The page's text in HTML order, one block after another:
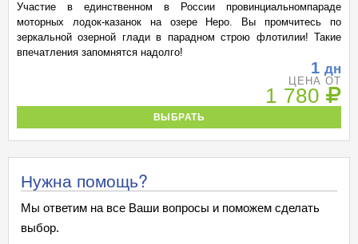
Участие в единственном в России провинциальномпараде
моторных лодок-казанок на озере Неро. Вы промчитесь по
зеркальной озерной глади в парадном строю флотилии! Такие
впечатления запомнятся надолго!
1 дн
ЦЕНА ОТ
1 780
ВЫБРАТЬ
Нужна помощь?
Мы ответим на все Ваши вопросы и поможем сделать
выбор.